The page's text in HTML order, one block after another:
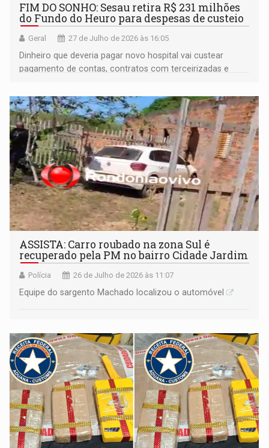
FIM DO SONHO: Sesau retira R$ 231 milhões
do Fundo do Heuro para despesas de custeio
Geral 27 de Julho de 2026 às 16:05
Dinheiro que deveria pagar novo hospital vai custear
pagamento de contas, contratos com terceirizadas e
ASSISTA: Carro roubado na zona Sul é
recuperado pela PM no bairro Cidade Jardim
Polícia 26 de Julho de 2026 às 11:07
Equipe do sargento Machado localizou o automóvel